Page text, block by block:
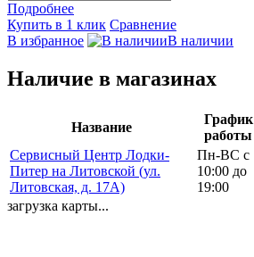
Подробнее
Купить в 1 клик Сравнение
В избранное
В наличии
Наличие в магазинах
Название
График
работы
Сервисный Центр Лодки-
Питер на Литовской (ул.
Литовская, д. 17А)
Пн-ВС с
10:00 до
19:00
загрузка карты...